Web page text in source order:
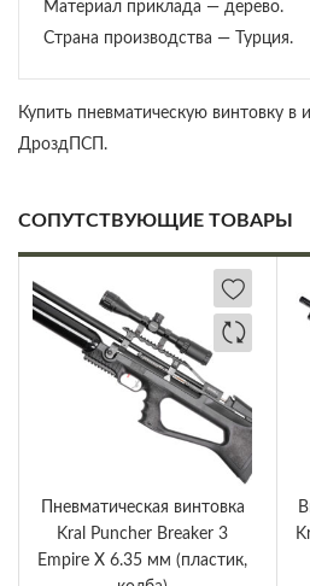
Материал приклада — дерево.
Страна производства — Турция.
Купить пневматическую винтовку в
ДроздПСП.
СОПУТСТВУЮЩИЕ ТОВАРЫ
Пневматическая винтовка
Kral Puncher Breaker 3
Empire X 6.35 мм (пластик,